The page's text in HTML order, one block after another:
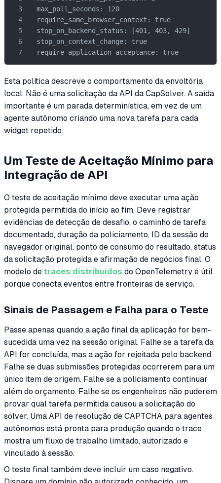
  max_poll_seconds: 120
  require_same_browser_context: true
  stop_on_backend_status: [401, 403, 429]
  stop_on_context_change: true
  require_application_acceptance: true
Esta política descreve o comportamento da envoltória
local. Não é uma solicitação da API da CapSolver. A saída
importante é um parada determinística, em vez de um
agente autônomo criando uma nova tarefa para cada
widget repetido.
Um Teste de Aceitação Mínimo para
Integração de API
O teste de aceitação mínimo deve executar uma ação
protegida permitida do início ao fim. Deve registrar
evidências de detecção de desafio, o caminho de tarefa
documentado, duração da policiamento, ID da sessão do
navegador original, ponto de consumo do resultado, status
da solicitação protegida e afirmação de negócios final. O
modelo de traces distribuídos do OpenTelemetry é útil
porque conecta eventos entre fronteiras de serviço.
Sinais de Passagem e Falha para o Teste
Passe apenas quando a ação final da aplicação for bem-
sucedida uma vez na sessão original. Falhe se a tarefa da
API for concluída, mas a ação for rejeitada pelo backend.
Falhe se duas submissões protegidas ocorrerem para um
único item de origem. Falhe se a policiamento continuar
além do orçamento. Falhe se os engenheiros não puderem
provar qual tarefa permitida causou a solicitação do
solver. Uma API de resolução de CAPTCHA para agentes
autônomos está pronta para produção quando o trace
mostra um fluxo de trabalho limitado, autorizado e
vinculado à sessão.
O teste final também deve incluir um caso negativo.